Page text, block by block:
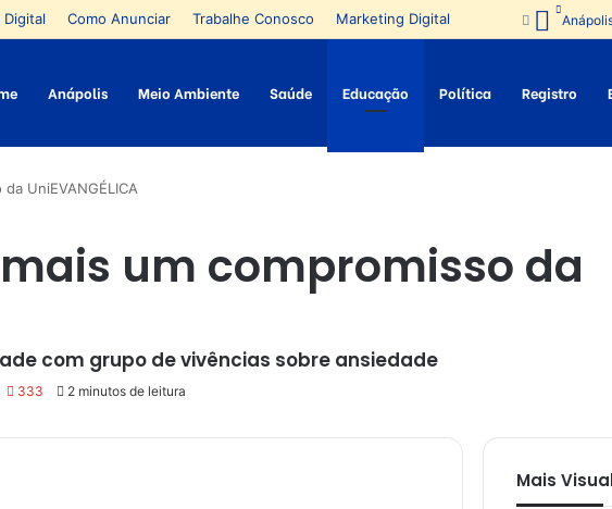
Digital Como Anunciar Trabalhe Conosco Marketing Digital
Anápolis Meio Ambiente Saúde Educação Política Registro
UniEVANGÉLICA
um compromisso da
com grupo de vivências sobre ansiedade
333 2 minutos de leitura
Mais